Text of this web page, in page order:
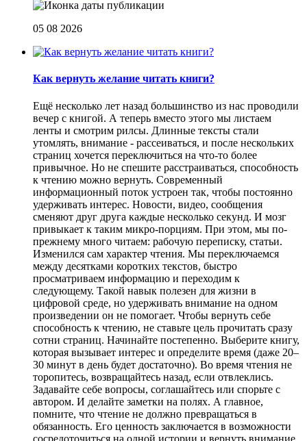
05 08 2026
Как вернуть желание читать книги?
Eщё несколько лет назад большинство из нас проводили
вечер с книгой. А теперь вместо этого мы листаем
ленты и смотрим рилсы. Длинные тексты стали
утомлять, внимание - рассеиваться, и после нескольких
страниц хочется переключиться на что-то более
привычное. Но не спешите расстраиваться, способность
к чтению можно вернуть. Современный
информационный поток устроен так, чтобы постоянно
удерживать интерес. Новости, видео, сообщения
сменяют друг друга каждые несколько секунд. И мозг
привыкает к таким микро-порциям. При этом, мы по-
прежнему много читаем: рабочую переписку, статьи.
Изменился сам характер чтения. Мы переключаемся
между десятками коротких текстов, быстро
просматриваем информацию и переходим к
следующему. Такой навык полезен для жизни в
цифровой среде, но удерживать внимание на одном
произведении он не помогает. Чтобы вернуть себе
способность к чтению, не ставьте цель прочитать сразу
сотни страниц. Начинайте постепенно. Выберите книгу,
которая вызывает интерес и определите время (даже 20–
30 минут в день будет достаточно). Во время чтения не
торопитесь, возвращайтесь назад, если отвлеклись.
Задавайте себе вопросы, соглашайтесь или спорьте с
автором. И делайте заметки на полях. А главное,
помните, что чтение не должно превращаться в
обязанность. Его ценность заключается в возможности
сосредоточиться на одной истории и вернуть внимание,